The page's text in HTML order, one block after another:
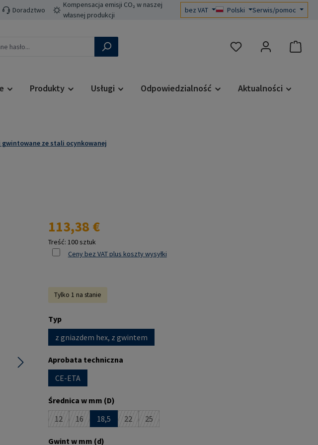
Doradztwo
Kompensacja emisji CO₂ w naszej
własnej produkcji
bez VAT Polski Serwis/pomoc
Masz 0 przedmioty na
Produkty Usługi Odpowiedzialność Aktualności
gwintowane ze stali ocynkowanej
Cena regularna:
113,38 €
Treść: 100 sztuk
Ceny bez VAT plus koszty wysyłki
Tylko 1 na stanie
Wybierz
Typ
z gniazdem hex, z gwintem
Wybierz
Aprobata techniczna
CE-ETA
Wybierz
Średnica w mm (D)
12
(Ta opcja jest obecnie niedostępna.)
16
(Ta opcja jest obecnie niedostępna.)
18,5 22
(Ta opcja jest obecnie niedostępna.)
25
(Ta opcja jest obecnie niedostępna.)
Wybierz
Gwint w mm (d)